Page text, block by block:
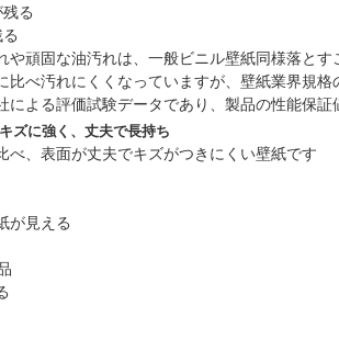
る
や頑固な油汚れは、一般ビニル壁紙同様落と
比べ汚れにくくなっていますが、壁紙業界規
よる評価試験データであり、製品の性能保証
キズに強く、丈夫で長持ち
べ、表面が丈夫でキズがつきにくい壁紙です
が見える